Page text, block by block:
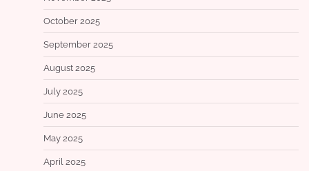
October 2025
September 2025
August 2025
July 2025
June 2025
May 2025
April 2025